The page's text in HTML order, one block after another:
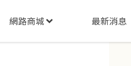
網路商城 最新消息